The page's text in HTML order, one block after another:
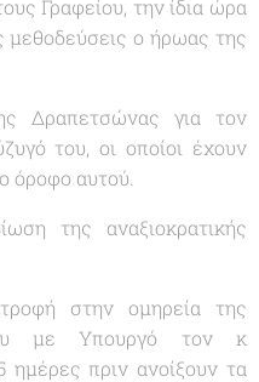
Γραφείου, την ίδια ώρα
μεθοδεύσεις ο ήρωας της
Δραπετσώνας για τον
του, οι οποίοι έχουν
όροφο αυτού.
της αναξιοκρατικής
στην ομηρεία της
με Υπουργό τον κ
ημέρες πριν ανοίξουν τα